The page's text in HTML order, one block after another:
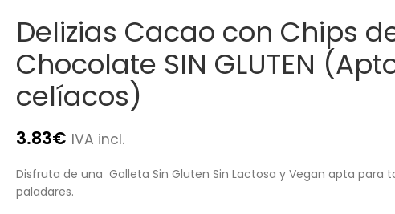
Delizias Cacao con Chips
Chocolate SIN GLUTEN
celíacos)
3.83€ IVA incl.
Disfruta de una Galleta Sin Gluten Sin Lactosa y Vegan apta para
paladares.